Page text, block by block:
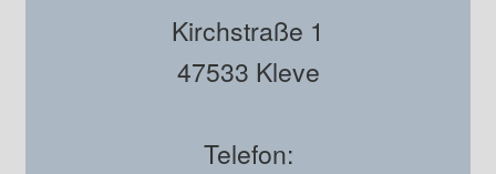
Kirchstraße 1
47533 Kleve
Telefon: